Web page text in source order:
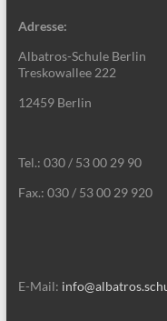
Adresse:
Albatros-Schule Berlin
Treskowallee 222
12459 Berlin
Tel.: 030 / 53 00 29 90
Fax.: 030 / 53 00 29 920
E-Mail: